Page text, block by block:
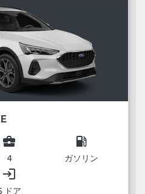
business_center
4
local_gas_station
ガソリン
login
ドア